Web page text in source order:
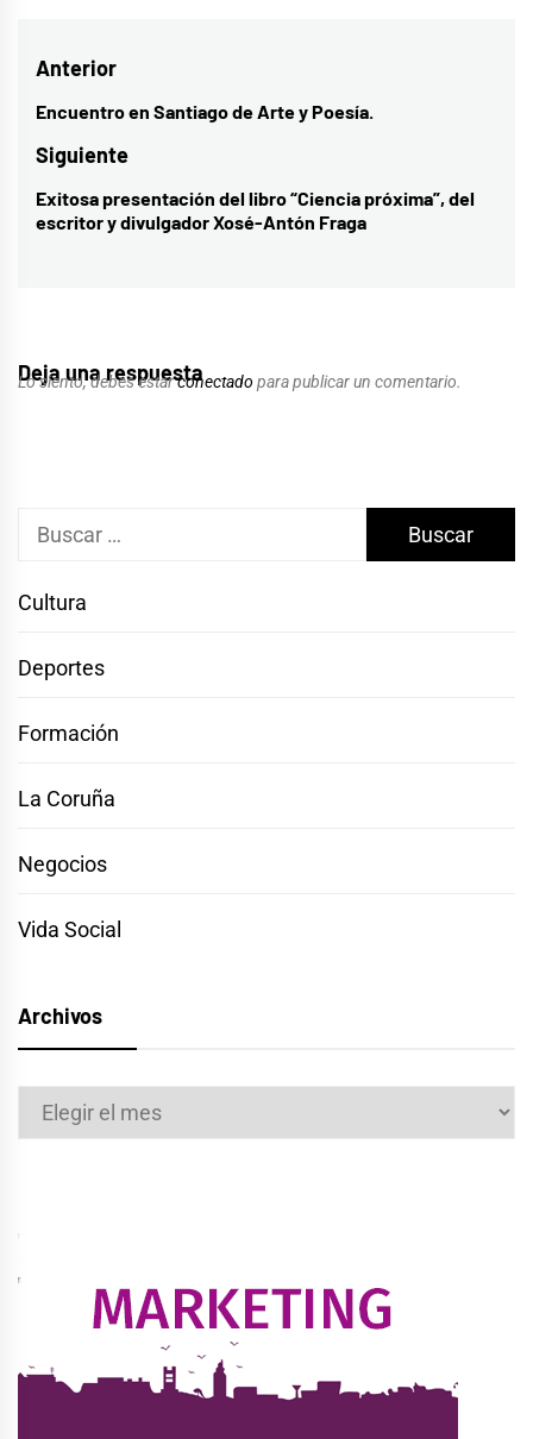
Navegación
de
entradas
Anterior
Entrada
anterior:
Encuentro en Santiago de Arte y Poesía.
Siguiente
Entrada
siguiente:
Exitosa presentación del libro “Ciencia próxima”, del
escritor y divulgador Xosé-Antón Fraga
Deja una respuesta
Lo siento, debes estarconectado para publicar un comentario.
Buscar:
Cultura
Deportes
Formación
La Coruña
Negocios
Vida Social
Archivos
Archivos